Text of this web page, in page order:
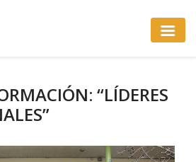
“LÍDERES